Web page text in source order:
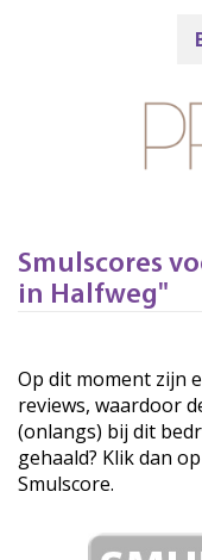
Smulscores
in Halfweg"
Op dit moment zijn
reviews, waardoor
(onlangs) bij dit
gehaald? Klik dan
Smulscore.